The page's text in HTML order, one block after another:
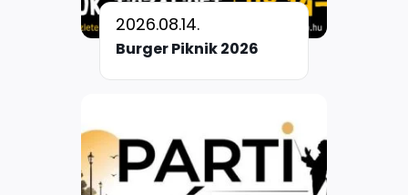
2026.08.14.
Burger Piknik 2026